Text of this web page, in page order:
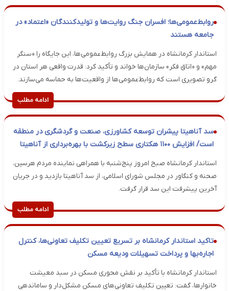
روابط‌عمومی‌ها؛ افسران جنگ روایت‌ها و تولیدکنندگان «اعتماد» در
جامعه هستند
استاندار کرمانشاه در همایش بزرگ روابط‌عمومی‌ها، این جایگاه را «سنگر
مهم» و «اتاق فکر» سازمان‌ها خواند و تأکید کرد: قدرت واقعی هر استان در
گرو تصویری است که روابط‌عمومی‌ها از واقعیت‌ها به حماسه می‌سازند.
ادامه مطلب
سد آناهیتا پیشران توسعه کشاورزی، صنعت و گردشگری در منطقه
است/ افزایش ۱۱۰۰ هکتاری سطح زیرکشت با بهره‌برداری از آناهیتا
استاندار کرمانشاه صبح امروز پنج‌شنبه با همراهی نماینده مردم هرسین،
صحنه و کنگاور در مجلس شورای اسلامی، از سد آناهیتا بازدید و در جریان
آخرین پیشرفت این سد قرار گرفت.
ادامه مطلب
تاکید استاندار کرمانشاه بر تسریع تعیین تکلیف تعاونی‌ها، کنترل
اجاره‌بها و پرداخت تسهیلات ودیعه مسکن
استاندار کرمانشاه با تأکید بر نقش محوری مسکن در سبد معیشت
خانوارها، گفت: تعیین تکلیف تعاونی‌های مسکن مشکل‌دار و ساماندهی